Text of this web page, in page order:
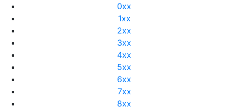
0xx
1xx
2xx
3xx
4xx
5xx
6xx
7xx
8xx